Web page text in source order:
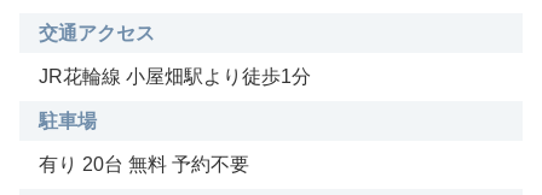
交通アクセス
JR花輪線 小屋畑駅より徒歩1分
駐車場
有り 20台 無料 予約不要